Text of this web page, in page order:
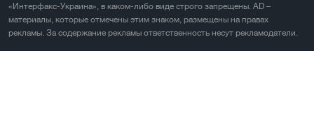
«Интерфакс-Украина», в каком-либо виде строго запрещены. AD –
материалы, которые отмечены этим знаком, размещены на правах
рекламы. За содержание рекламы ответственность несут рекламодатели.